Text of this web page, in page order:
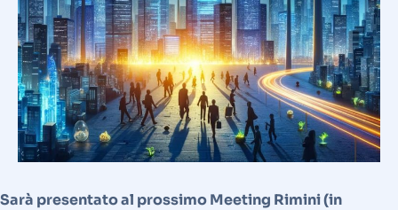
Sarà presentato al prossimo Meeting Rimini (in